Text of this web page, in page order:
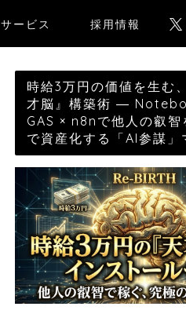
サービス 採用情報
時給3万円の価値を生む
才脳』構築術 ―
GAS × n8nで他人の叡智
で資産化する「AI参謀」